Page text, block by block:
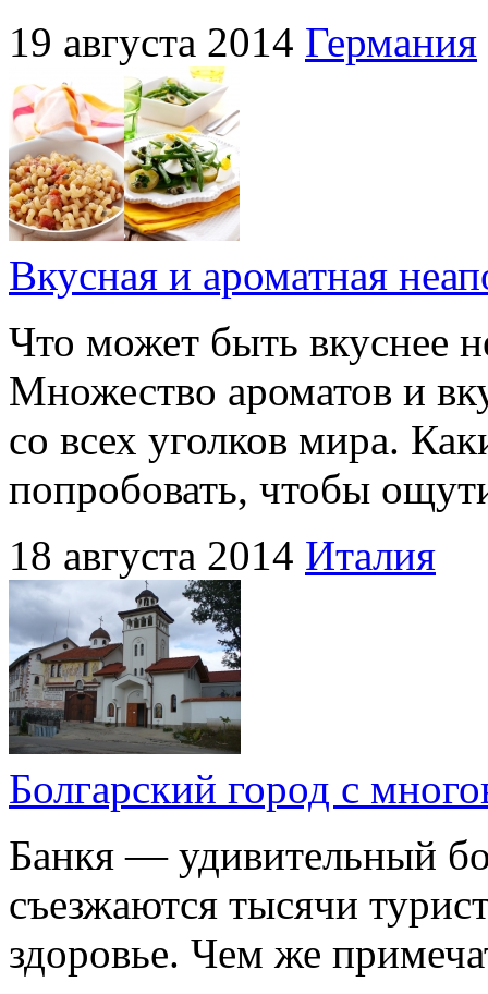
19 августа 2014 Германия
Вкусная и ароматная
Что может быть вкуснее
Множество ароматов и
со всех уголков мира.
попробовать, чтобы
18 августа 2014 Италия
Болгарский город с
Банкя — удивительный
съезжаются тысячи
здоровье. Чем же